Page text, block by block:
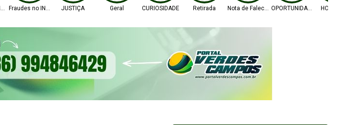
Fraudes no INSS JUSTIÇA Geral CURIOSIDADE Retirada Nota de FalecimentoOPORTUNIDADE HOMICÍDIO